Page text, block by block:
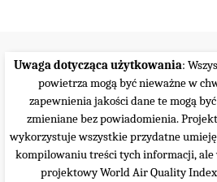
Uwaga dotycząca użytkowania:
powietrza mogą być nieważne w
zapewnienia jakości dane te mogą
zmieniane bez powiadomienia.
wykorzystuje wszystkie przydatne
kompilowaniu treści tych informacji, ale
projektowy World Air Quality Index